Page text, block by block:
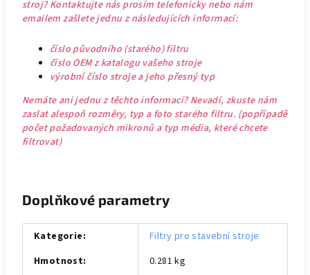
stroj? Kontaktujte nás prosím telefonicky nebo nám
emailem zašlete jednu z následujících informací:
číslo původního (starého) filtru
číslo OEM z katalogu vašeho stroje
výrobní číslo stroje a jeho přesný typ
Nemáte ani jednu z těchto informací? Nevadí, zkuste nám
zaslat alespoň rozměry, typ a foto starého filtru. (popřípadě
počet požadovaných mikronů a typ média, které chcete
filtrovat)
Doplňkové parametry
Kategorie:
Filtry pro stavební stroje
Hmotnost:
0.281 kg